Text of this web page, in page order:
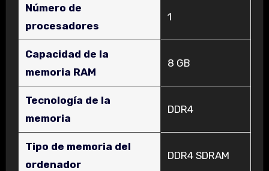
Número de
procesadores
‎1
Capacidad de la
memoria RAM
‎8 GB
Tecnología de la
memoria
‎DDR4
Tipo de memoria del
ordenador
‎DDR4 SDRAM